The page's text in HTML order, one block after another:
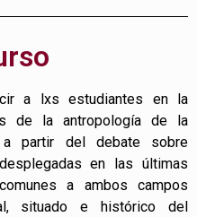
a lxs estudiantes en la
de la antropología de la
partir del debate sobre
en las últimas
a ambos campos
situado e histórico del